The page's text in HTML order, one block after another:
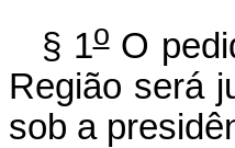
§ 1oO
Região será
sob a